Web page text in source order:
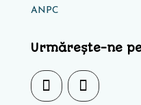
ANPC
Urmărește-ne